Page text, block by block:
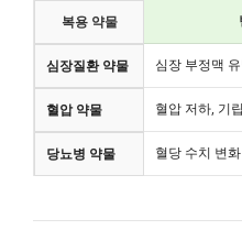
복용 약물
심장질환 약물 심장 부정맥
혈압 약물 혈압 저하, 기
당뇨병 약물 혈당 수치 변화